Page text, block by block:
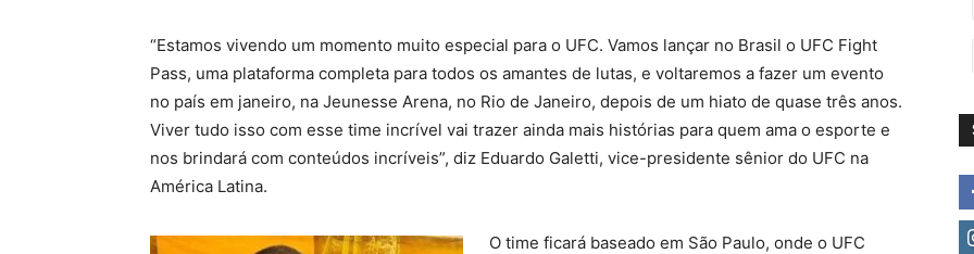
“Estamos vivendo um momento muito especial para o UFC. Vamos lançar no Brasil o UFC Fight
Pass, uma plataforma completa para todos os amantes de lutas, e voltaremos a fazer um evento
no país em janeiro, na Jeunesse Arena, no Rio de Janeiro, depois de um hiato de quase três anos.
Viver tudo isso com esse time incrível vai trazer ainda mais histórias para quem ama o esporte e
nos brindará com conteúdos incríveis”, diz Eduardo Galetti, vice-presidente sênior do UFC na
América Latina.
O time ficará baseado em São Paulo, onde o UFC